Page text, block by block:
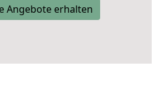
Angebote erhalten